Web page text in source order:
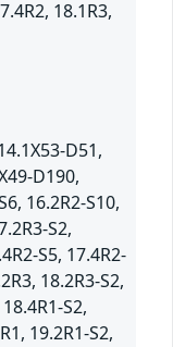
18.1R3,
D51,
D190,
16.2R2-S10,
S2,
S5, 17.4R2-
18.2R3-S2,
S2,
19.2R1-S2,